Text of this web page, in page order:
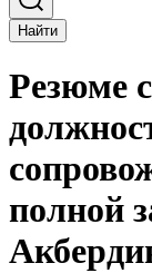
Найти
Резюме
полной